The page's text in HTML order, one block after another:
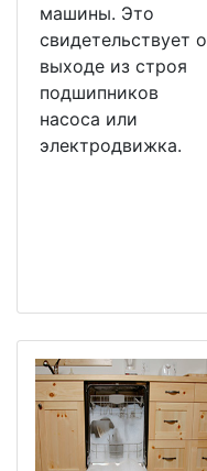
машины. Это
свидетельствует о
выходе из строя
подшипников
насоса или
электродвижка.